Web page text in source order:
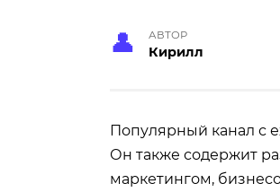
АВТОР
Кирилл
Популярный канал с
Он также содержит
маркетингом,